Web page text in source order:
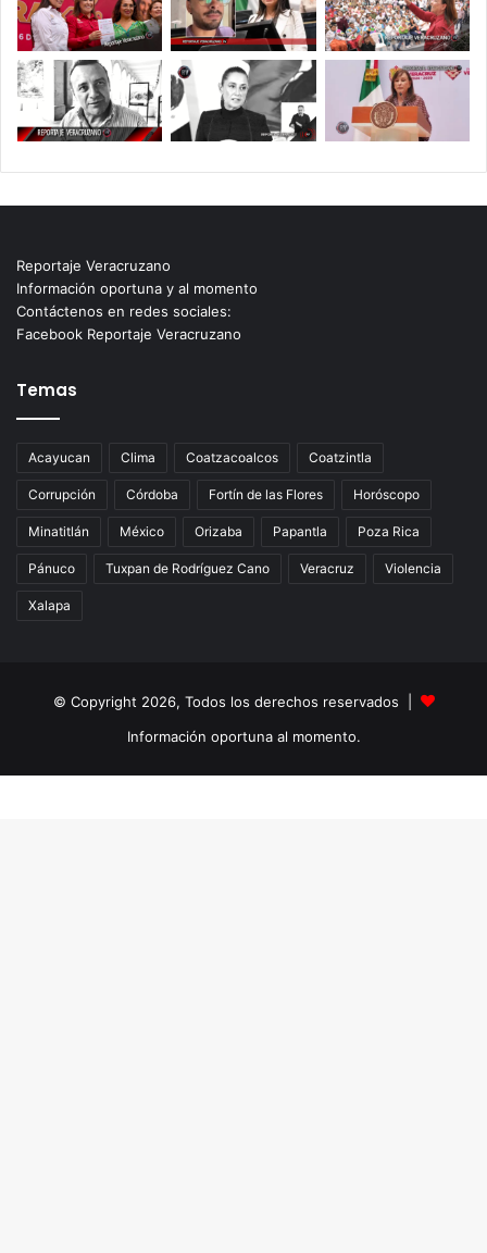
Reportaje Veracruzano
Información oportuna y al momento
Contáctenos en redes sociales:
Facebook Reportaje Veracruzano
Temas
Acayucan Clima Coatzacoalcos Coatzintla
Corrupción Córdoba Fortín de las Flores Horóscopo
Minatitlán México Orizaba Papantla Poza Rica
Pánuco Tuxpan de Rodríguez Cano Veracruz Violencia
Xalapa
© Copyright 2026, Todos los derechos reservados |
Información oportuna al momento.